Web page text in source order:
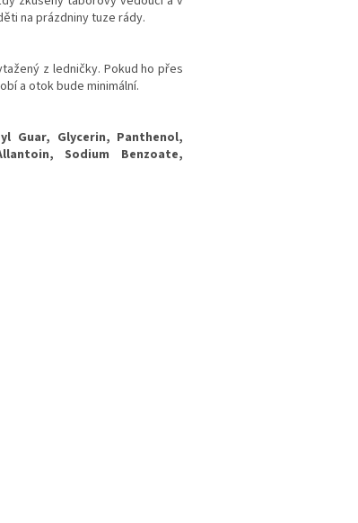
na prázdniny tuze rády.
z ledničky. Pokud ho přes
a otok bude minimální.
Guar, Glycerin, Panthenol,
Sodium Benzoate,